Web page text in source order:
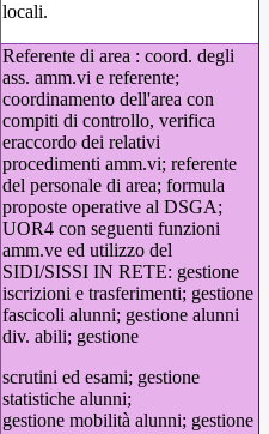
locali.
Referente di area : coord. degli
ass. amm.vi e referente;
coordinamento dell'area con
compiti di controllo, verifica
eraccordo dei relativi
procedimenti amm.vi; referente
del personale di area; formula
proposte operative al DSGA;
UOR4 con seguenti funzioni
amm.ve ed utilizzo del
SIDI/SISSI IN RETE: gestione
iscrizioni e trasferimenti; gestione
fascicoli alunni; gestione alunni
div. abili; gestione
scrutini ed esami; gestione
statistiche alunni;
gestione mobilità alunni; gestione